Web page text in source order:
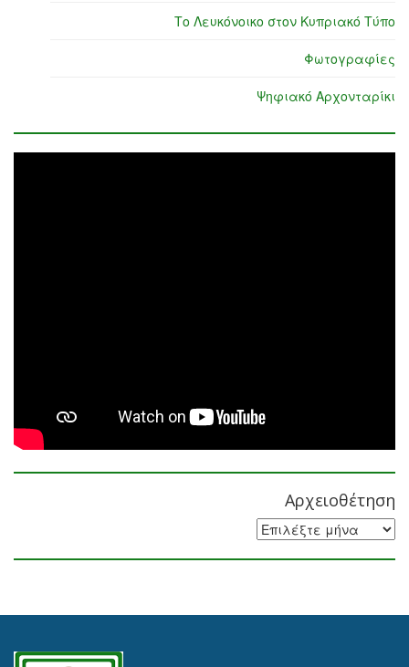
Το Λευκόνοικο στον Κυπριακό Τύπο
Φωτογραφίες
Ψηφιακό Αρχονταρίκι
Αρχειοθέτηση
Αρχειοθέτηση